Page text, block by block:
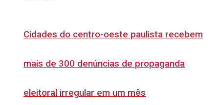
Cidades do centro-oeste paulista recebem
mais de 300 denúncias de propaganda
eleitoral irregular em um mês